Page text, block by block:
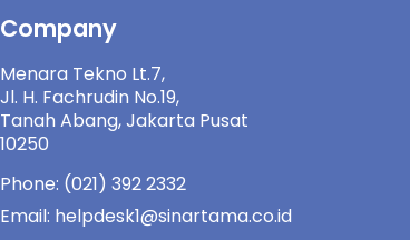
Company
Menara Tekno Lt.7,
Jl. H. Fachrudin No.19,
Tanah Abang, Jakarta Pusat
10250
Phone: (021) 392 2332
Email: helpdesk1@sinartama.co.id